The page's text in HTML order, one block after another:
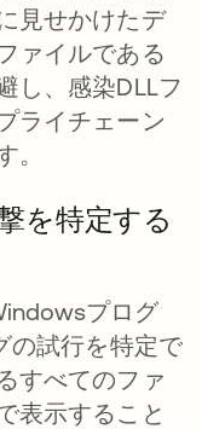
見せかけたデ
ァイルである
し、感染DLLフ
ライチェーン
。
を特定する
プログ
の試行を特定で
すべてのファ
表示すること